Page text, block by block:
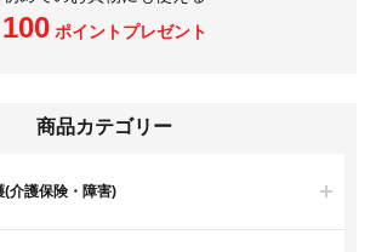
100ポイントプレゼント
商品カテゴリー
(介護保険・障害)